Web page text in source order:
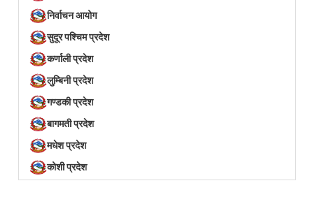
निर्वाचन आयोग
सुदूर पश्चिम प्रदेश
कर्णाली प्रदेश
लुम्बिनी प्रदेश
गण्डकी प्रदेश
बागमती प्रदेश
मधेश प्रदेश
कोशी प्रदेश